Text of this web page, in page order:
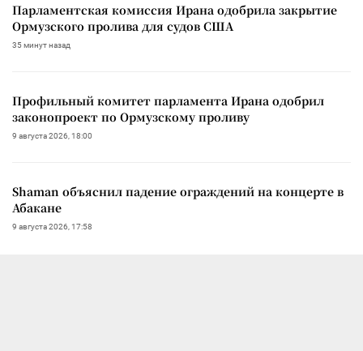
Парламентская комиссия Ирана одобрила закрытие
Ормузского пролива для судов США
35 минут назад
Профильный комитет парламента Ирана одобрил
законопроект по Ормузскому проливу
9 августа 2026, 18:00
Shaman объяснил падение ограждений на концерте в
Абакане
9 августа 2026, 17:58